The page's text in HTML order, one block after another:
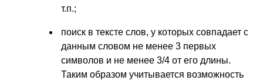
т.п.;
поиск в тексте слов, у которых совпадает с
данным словом не менее 3 первых
символов и не менее 3/4 от его длины.
Таким образом учитывается возможность